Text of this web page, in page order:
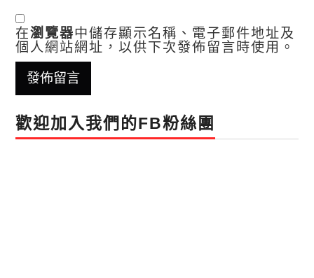
在瀏覽器中儲存顯示名稱、電子郵件地址及
個人網站網址，以供下次發佈留言時使用。
歡迎加入我們的FB粉絲團